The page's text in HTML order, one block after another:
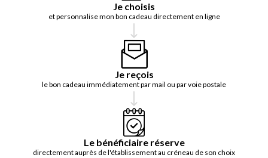
Je choisis
et personnalise mon bon cadeau directement en ligne
Je reçois
le bon cadeau immédiatement par mail ou par voie postale
Le bénéficiaire réserve
directement auprès de l'établissement au créneau de son choix